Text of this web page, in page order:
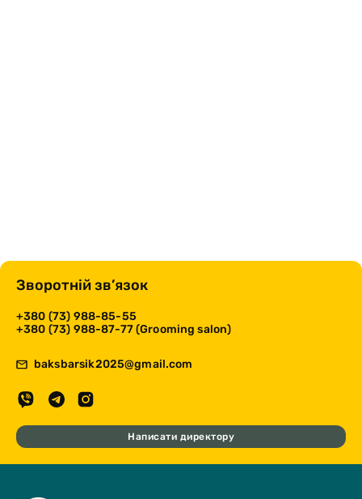
Зворотній зв’язок
+380 (73) 988-85-55
+380 (73) 988-87-77 (Grooming salon)
baksbarsik2025@gmail.com
Написати директору